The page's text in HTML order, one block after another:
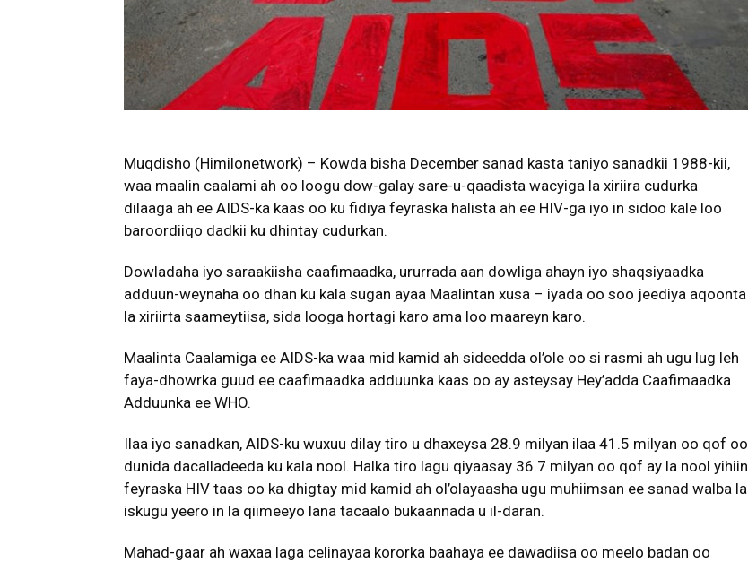
Muqdisho (Himilonetwork) – Kowda bisha December sanad kasta taniyo sanadkii 1988-kii,
waa maalin caalami ah oo loogu dow-galay sare-u-qaadista wacyiga la xiriira cudurka
dilaaga ah ee AIDS-ka kaas oo ku fidiya feyraska halista ah ee HIV-ga iyo in sidoo kale loo
baroordiiqo dadkii ku dhintay cudurkan.
Dowladaha iyo saraakiisha caafimaadka, ururrada aan dowliga ahayn iyo shaqsiyaadka
adduun-weynaha oo dhan ku kala sugan ayaa Maalintan xusa – iyada oo soo jeediya aqoonta
la xiriirta saameytiisa, sida looga hortagi karo ama loo maareyn karo.
Maalinta Caalamiga ee AIDS-ka waa mid kamid ah sideedda ol’ole oo si rasmi ah ugu lug leh
faya-dhowrka guud ee caafimaadka adduunka kaas oo ay asteysay Hey’adda Caafimaadka
Adduunka ee WHO.
Ilaa iyo sanadkan, AIDS-ku wuxuu dilay tiro u dhaxeysa 28.9 milyan ilaa 41.5 milyan oo qof oo
dunida dacalladeeda ku kala nool. Halka tiro lagu qiyaasay 36.7 milyan oo qof ay la nool yihiin
feyraska HIV taas oo ka dhigtay mid kamid ah ol’olayaasha ugu muhiimsan ee sanad walba la
iskugu yeero in la qiimeeyo lana tacaalo bukaannada u il-daran.
Mahad-gaar ah waxaa laga celinayaa kororka baahaya ee dawadiisa oo meelo badan oo